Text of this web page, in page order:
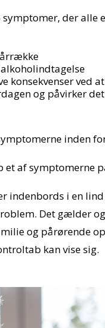
der alle
konsekvenser ved
og påvirker
inden
et af symptomerne
indenbords i en
Det gælder
og pårørende
kan vise sig.